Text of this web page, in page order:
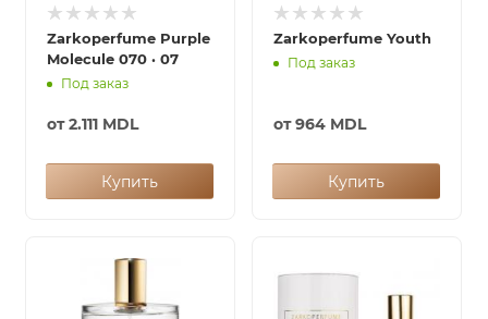
Zarkoperfume Purple
Molecule 070 · 07
Под заказ
от2.111 MDL
Купить
Zarkoperfume Youth
Под заказ
от964 MDL
Купить